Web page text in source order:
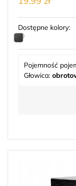
Dostępne kolory:
Pojemność
Głowica: